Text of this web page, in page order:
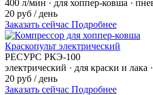
400 л/мин · для хоппер-ковша ·
20 руб / день
Заказать сейчас Подробнее
Краскопульт электрический
РЕСУРС РКЭ-100
электрический · для краски и лака
20 руб / день
Заказать сейчас Подробнее